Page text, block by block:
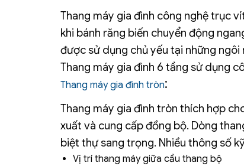
Thang máy gia đình công nghệ trục
khi bánh răng biến chuyển động
được sử dụng chủ yếu tại những
Thang máy gia đình 6 tầng sử dụng
Thang máy gia đình tròn:
Thang máy gia đình tròn thích hợp
xuất và cung cấp đồng bộ. Dòng
biệt thự sang trọng. Nhiều thông số
Vị trí thang máy giữa cầu thang bộ